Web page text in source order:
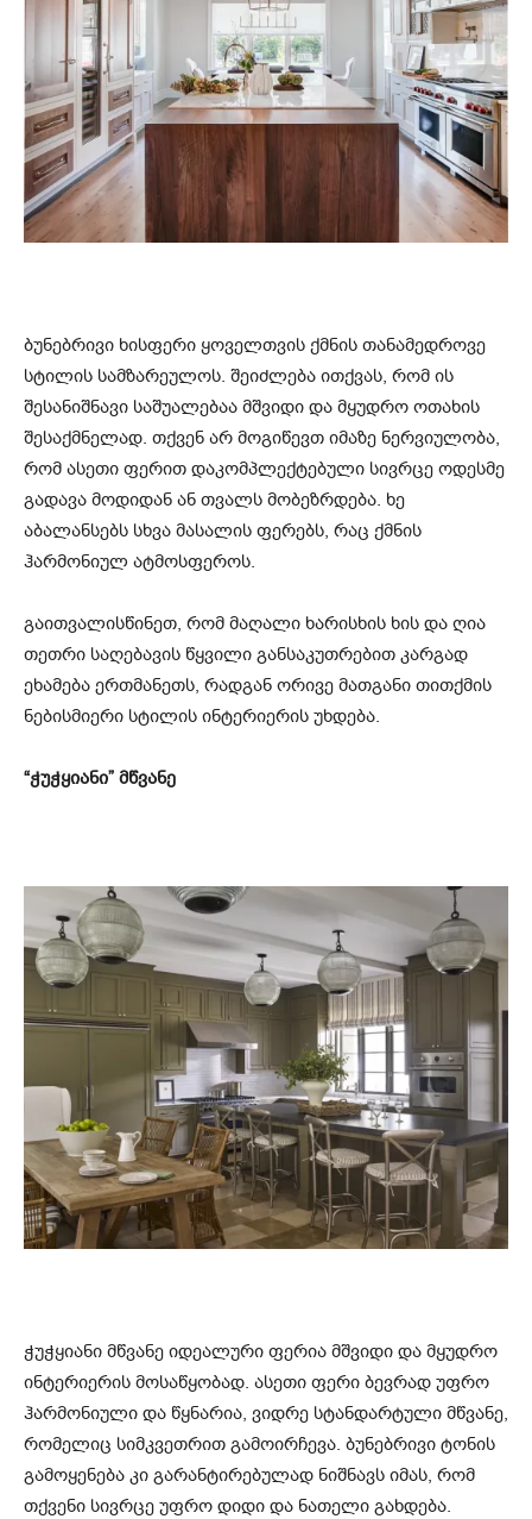
ბუნებრივი ხისფერი ყოველთვის ქმნის თანამედროვე
სტილის სამზარეულოს. შეიძლება ითქვას, რომ ის
შესანიშნავი საშუალებაა მშვიდი და მყუდრო ოთახის
შესაქმნელად. თქვენ არ მოგიწევთ იმაზე ნერვიულობა,
რომ ასეთი ფერით დაკომპლექტებული სივრცე ოდესმე
გადავა მოდიდან ან თვალს მობეზრდება. ხე
აბალანსებს სხვა მასალის ფერებს, რაც ქმნის
ჰარმონიულ ატმოსფეროს.
გაითვალისწინეთ, რომ მაღალი ხარისხის ხის და ღია
თეთრი საღებავის წყვილი განსაკუთრებით კარგად
ეხამება ერთმანეთს, რადგან ორივე მათგანი თითქმის
ნებისმიერი სტილის ინტერიერის უხდება.
“ჭუჭყიანი” მწვანე
ჭუჭყიანი მწვანე იდეალური ფერია მშვიდი და მყუდრო
ინტერიერის მოსაწყობად. ასეთი ფერი ბევრად უფრო
ჰარმონიული და წყნარია, ვიდრე სტანდარტული მწვანე,
რომელიც სიმკვეთრით გამოირჩევა. ბუნებრივი ტონის
გამოყენება კი გარანტირებულად ნიშნავს იმას, რომ
თქვენი სივრცე უფრო დიდი და ნათელი გახდება.